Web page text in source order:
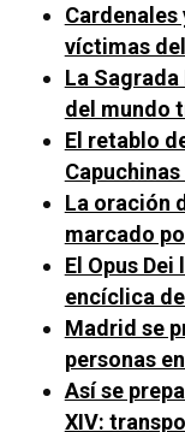
víctimas
La
del mundo
El retablo
La oración
marcado
El Opus
encíclica
Madrid se
personas
Así se
XIV: